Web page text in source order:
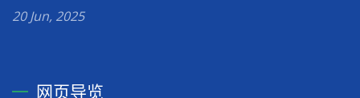
20 Jun, 2025
网页导览